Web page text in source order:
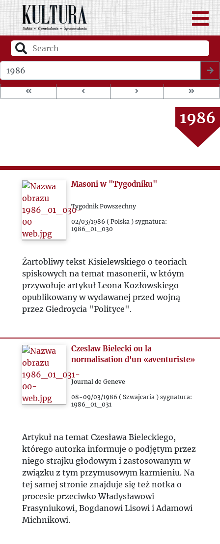
1982
1983
1984
1985
1986
1987
1988
1991
1992
2000
2020
2023
2024
Masoni w "Tygodniku"
Tygodnik Powszechny
02/03/1986 ( Polska ) sygnatura:
1986_01_030
Żartobliwy tekst Kisielewskiego o teoriach
spiskowych na temat masonerii, w któym
przywołuje artykuł Leona Kozłowskiego
opublikowany w wydawanej przed wojną
przez Giedroycia "Polityce".
Czeslaw Bielecki ou la
normalisation d'un «aventuriste»
Journal de Geneve
08-09/03/1986 ( Szwajcaria ) sygnatura:
1986_01_031
Artykuł na temat Czesława Bieleckiego,
którego autorka informuje o podjętym przez
niego strajku głodowym i zastosowanym w
związku z tym przymusowym karmieniu. Na
tej samej stronie znajduje się też notka o
procesie przeciwko Władysławowi
Frasyniukowi, Bogdanowi Lisowi i Adamowi
Michnikowi.